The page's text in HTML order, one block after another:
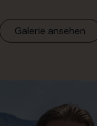
Galerie ansehen